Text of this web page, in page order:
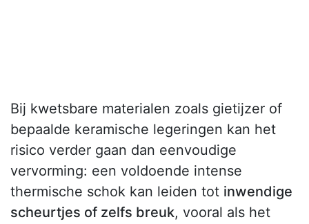
Bij kwetsbare materialen zoals gietijzer of
bepaalde keramische legeringen kan het
risico verder gaan dan eenvoudige
vervorming: een voldoende intense
thermische schok kan leiden tot inwendige
scheurtjes of zelfs breuk, vooral als het